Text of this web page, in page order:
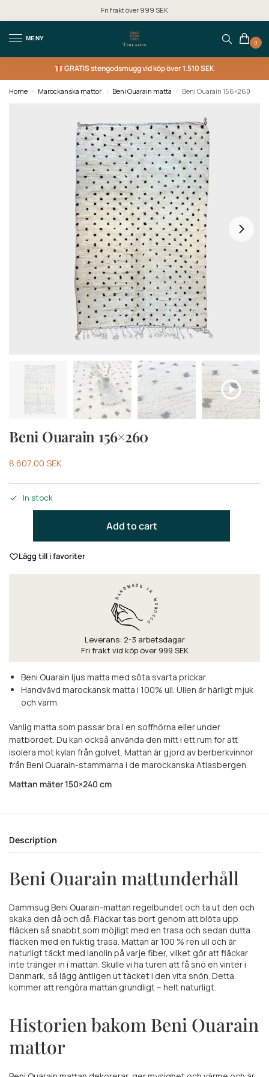
Fri frakt över 999 SEK
MENY
0
GRATISstengodsmugg vid köp över 1.510 SEK
Home / Marockanska mattor / Beni Ouarain matta / Beni Ouarain 156×260
Beni Ouarain 156×260
8.607,00SEK
In stock
Add to cart
Lägg till i favoriter
Leverans: 2-3 arbetsdagar
Fri frakt vid köp över 999 SEK
Beni Ouarain ljus matta med söta svarta prickar.
Handvävd marockansk matta i 100% ull. Ullen är härligt mjuk
och varm.
Vanlig matta som passar bra i en soffhörna eller under
matbordet. Du kan också använda den mitt i ett rum för att
isolera mot kylan från golvet. Mattan är gjord av berberkvinnor
från Beni Ouarain-stammarna i de marockanska Atlasbergen.
Mattan mäter 150×240 cm
Description
Beni Ouarain mattunderhåll
Dammsug Beni Ouarain-mattan regelbundet och ta ut den och
skaka den då och då. Fläckar tas bort genom att blöta upp
fläcken så snabbt som möjligt med en trasa och sedan dutta
fläcken med en fuktig trasa. Mattan är 100 % ren ull och är
naturligt täckt med lanolin på varje fiber, vilket gör att fläckar
inte tränger in i mattan. Skulle vi ha turen att få snö en vinter i
Danmark, så lägg äntligen ut täcket i den vita snön. Detta
kommer att rengöra mattan grundligt – helt naturligt.
Historien bakom Beni Ouarain
mattor